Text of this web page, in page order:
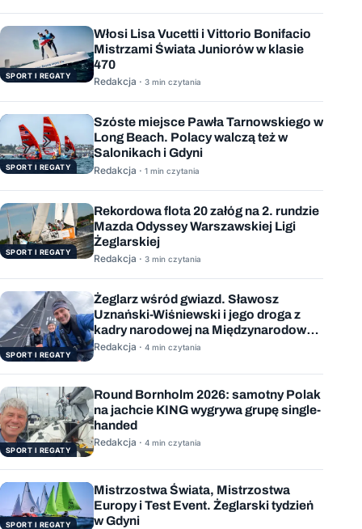
SPORT I REGATY
Włosi Lisa Vucetti i Vittorio Bonifacio
Mistrzami Świata Juniorów w klasie
470
Redakcja · 3 min czytania
SPORT I REGATY
Szóste miejsce Pawła Tarnowskiego w
Long Beach. Polacy walczą też w
Salonikach i Gdyni
Redakcja · 1 min czytania
SPORT I REGATY
Rekordowa flota 20 załóg na 2. rundzie
Mazda Odyssey Warszawskiej Ligi
Żeglarskiej
Redakcja · 3 min czytania
SPORT I REGATY
Żeglarz wśród gwiazd. Sławosz
Uznański-Wiśniewski i jego droga z
kadry narodowej na Międzynarodową
Stację Kosmiczną
Redakcja · 4 min czytania
SPORT I REGATY
Round Bornholm 2026: samotny Polak
na jachcie KING wygrywa grupę single-
handed
Redakcja · 4 min czytania
SPORT I REGATY
Mistrzostwa Świata, Mistrzostwa
Europy i Test Event. Żeglarski tydzień
w Gdyni